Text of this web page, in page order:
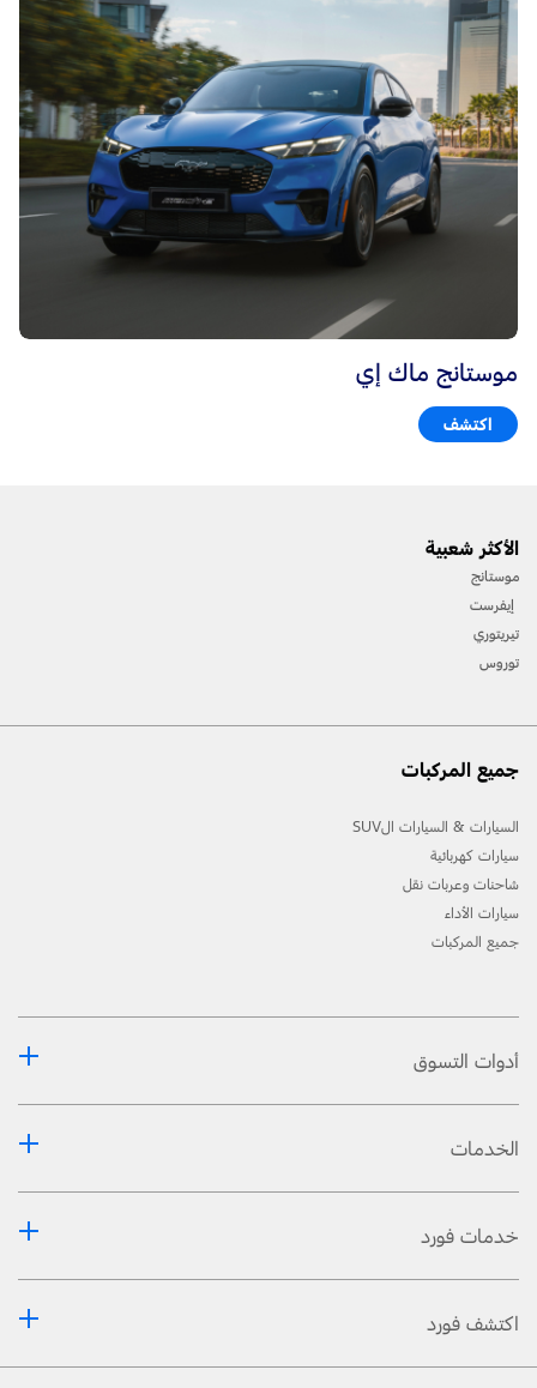
موستانج ماك إي
اكتشف
الأكثر شعبية
موستانج
إيفرست
تيريتوري
توروس
جميع المركبات
السيارات & السيارات الSUV
سيارات كهربائية
شاحنات وعربات نقل
سيارات الأداء
جميع المركبات
أدوات التسوق
الخدمات
خدمات فورد
اكتشف فورد